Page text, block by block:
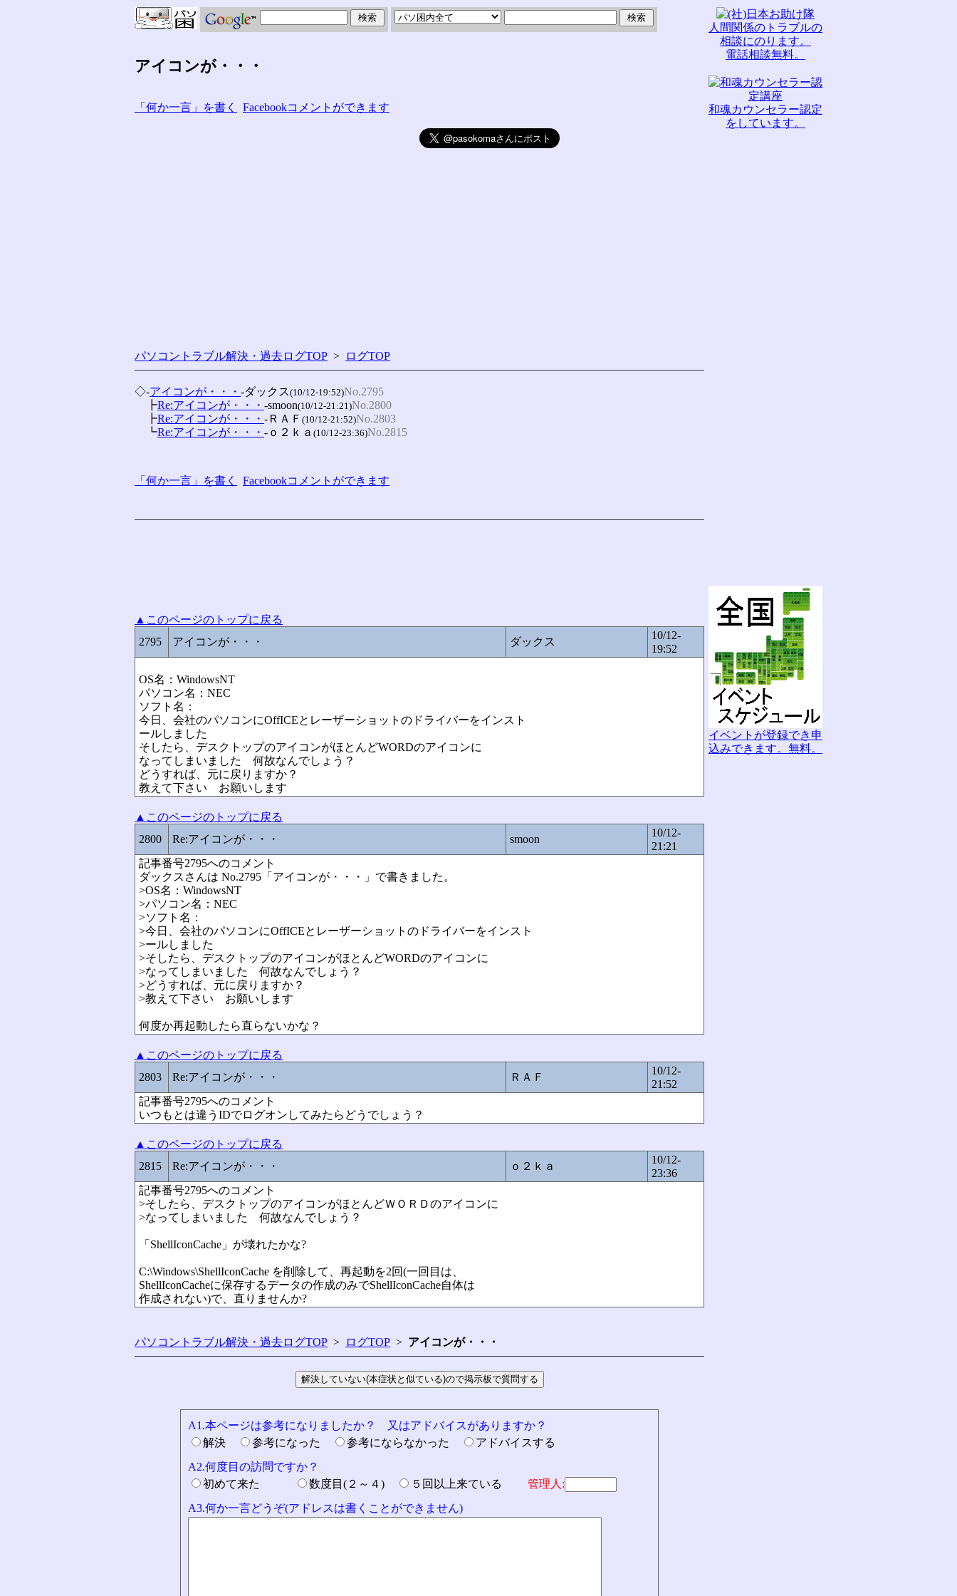
アイコンが・・・
「何か一言」を書く Facebookコメントができます
パソコントラブル解決・過去ログTOP > ログTOP
◇-アイコンが・・・ -ダックス(10/12-19:52)No.2795
┣Re:アイコンが・・・ -smoon(10/12-21:21)No.2800
┣Re:アイコンが・・・ -ＲＡＦ (10/12-21:52)No.2803
┗Re:アイコンが・・・ -ｏ２ｋａ (10/12-23:36)No.2815
「何か一言」を書く Facebookコメントができます
▲このページのトップに戻る
2795
アイコンが・・・ ダックス
10/12-
19:52
OS名：WindowsNT
パソコン名：NEC
ソフト名：
今日、会社のパソコンにOffICEとレーザーショットのドライバーをインスト
ールしました
そしたら、デスクトップのアイコンがほとんどWORDのアイコンに
なってしまいました 何故なんでしょう？
どうすれば、元に戻りますか？
教えて下さい お願いします
▲このページのトップに戻る
2800
Re:アイコンが・・・ smoon
10/12-
21:21
記事番号2795へのコメント
ダックスさんは No.2795「アイコンが・・・」で書きました。
>OS名：WindowsNT
>パソコン名：NEC
>ソフト名：
>今日、会社のパソコンにOffICEとレーザーショットのドライバーをインスト
>ールしました
>そしたら、デスクトップのアイコンがほとんどWORDのアイコンに
>なってしまいました 何故なんでしょう？
>どうすれば、元に戻りますか？
>教えて下さい お願いします
何度か再起動したら直らないかな？
▲このページのトップに戻る
2803
Re:アイコンが・・・ ＲＡＦ
10/12-
21:52
記事番号2795へのコメント
いつもとは違うIDでログオンしてみたらどうでしょう？
▲このページのトップに戻る
2815
Re:アイコンが・・・ ｏ２ｋａ
10/12-
23:36
記事番号2795へのコメント
>そしたら、デスクトップのアイコンがほとんどＷＯＲＤのアイコンに
>なってしまいました 何故なんでしょう？
「ShellIconCache」が壊れたかな?
C:\Windows\ShellIconCache を削除して、再起動を2回(一回目は、
ShellIconCacheに保存するデータの作成のみでShellIconCache自体は
作成されない)で、直りませんか?
パソコントラブル解決・過去ログTOP > ログTOP > アイコンが・・・
A1.本ページは参考になりましたか？ 又はアドバイスがありますか？
解決
参考になった 参考にならなかった
アドバイスする
A2.何度目の訪問ですか？
初めて来た
数度目(２～４) ５回以上来ている 管理人:
A3.何か一言どうぞ(アドレスは書くことができません)
人間関係のトラブルの
相談にのります。
電話相談無料。
和魂カウンセラー認定
をしています。
イベントが登録でき申
込みできます。無料。